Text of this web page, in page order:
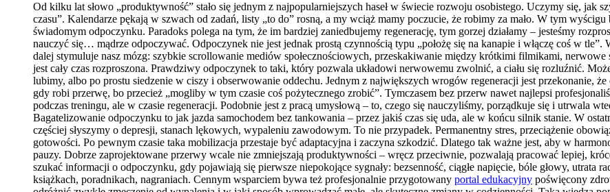
Od kilku lat słowo „produktywność” stało się jednym z najpopularniejszych haseł w świecie rozwoju osobistego. Uczymy się, jak
czasu”. Kalendarze pękają w szwach od zadań, listy „to do” rosną, a my wciąż mamy poczucie, że robimy za mało. W tym
świadomym odpoczynku. Paradoks polega na tym, że im bardziej zaniedbujemy regenerację, tym gorzej działamy – jesteśmy
nauczyć się… mądrze odpoczywać. Odpoczynek nie jest jednak prostą czynnością typu „położę się na kanapie i włączę coś w
dalej stymuluje nasz mózg: szybkie scrollowanie mediów społecznościowych, przeskakiwanie między krótkimi filmikami,
jest cały czas rozproszona. Prawdziwy odpoczynek to taki, który pozwala układowi nerwowemu zwolnić, a ciału się rozluźnić.
lubimy, albo po prostu siedzenie w ciszy i obserwowanie oddechu. Jednym z największych wrogów regeneracji jest przekonanie,
gdy robi przerwę, bo przecież „mogliby w tym czasie coś pożytecznego zrobić”. Tymczasem bez przerw nawet najlepsi
podczas treningu, ale w czasie regeneracji. Podobnie jest z pracą umysłową – to, czego się nauczyliśmy, porządkuje się i utrwala
Bagatelizowanie odpoczynku to jak jazda samochodem bez tankowania – przez jakiś czas się uda, ale w końcu silnik stanie. W
częściej słyszymy o depresji, stanach lękowych, wypaleniu zawodowym. To nie przypadek. Permanentny stres, przeciążenie
gotowości. Po pewnym czasie taka mobilizacja przestaje być adaptacyjna i zaczyna szkodzić. Dlatego tak ważne jest, aby w
pauzy. Dobrze zaprojektowane przerwy wcale nie zmniejszają produktywności – wręcz przeciwnie, pozwalają pracować lepiej,
szukać informacji o odpoczynku, gdy pojawiają się pierwsze niepokojące sygnały: bezsenność, ciągłe napięcie, bóle głowy, utrata
książkach, poradnikach, nagraniach. Cennym wsparciem bywa też profesjonalnie przygotowany portal edukacyjny poświęcony